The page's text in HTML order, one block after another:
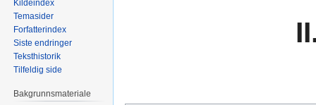
Kildeindex
Temasider
Forfatterindex
Siste endringer
Teksthistorik
Tilfeldig side
Bakgrunnsmateriale